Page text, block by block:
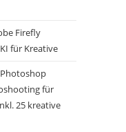
Firefly
für Kreative
Photoshop
für
25 kreative